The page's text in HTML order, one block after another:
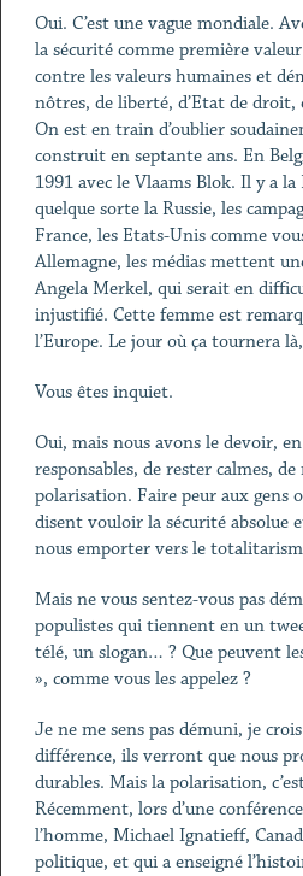
Oui. C’est une vague mondiale.
la sécurité comme première
contre les valeurs humaines et
nôtres, de liberté, d’Etat de droit,
On est en train d’oublier
construit en septante ans. En
1991 avec le Vlaams Blok. Il y a
quelque sorte la Russie, les
France, les Etats-Unis comme
Allemagne, les médias mettent
Angela Merkel, qui serait en
injustifié. Cette femme est
l’Europe. Le jour où ça tournera
Vous êtes inquiet.
Oui, mais nous avons le devoir,
responsables, de rester calmes,
polarisation. Faire peur aux gens
disent vouloir la sécurité absolue
nous emporter vers le
Mais ne vous sentez-vous pas
populistes qui tiennent en un
télé, un slogan… ? Que peuvent
», comme vous les appelez ?
Je ne me sens pas démuni, je
différence, ils verront que nous
durables. Mais la polarisation,
Récemment, lors d’une
l’homme, Michael Ignatieff,
politique, et qui a enseigné